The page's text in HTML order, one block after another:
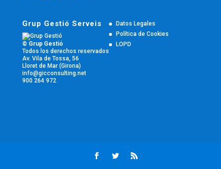
Grup Gestió Serveis
© Grup Gestió
Todos los derechos reservados
Av. Vila de Tossa, 56
Lloret de Mar (Girona)
info@gicconsulting.net
900 264 972
Datos Legales
Política de Cookies
LOPD